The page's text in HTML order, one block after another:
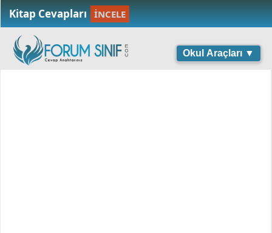
Kitap Cevapları İNCELE
Okul Araçları ▼